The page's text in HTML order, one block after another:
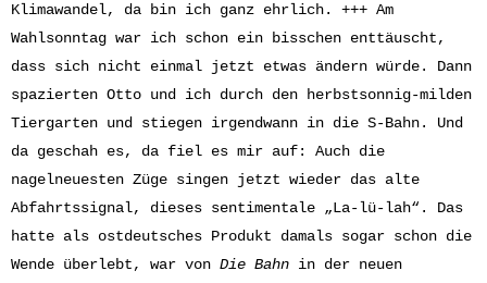
Klimawandel, da bin ich ganz ehrlich. +++ Am
Wahlsonntag war ich schon ein bisschen enttäuscht,
dass sich nicht einmal jetzt etwas ändern würde. Dann
spazierten Otto und ich durch den herbstsonnig-milden
Tiergarten und stiegen irgendwann in die S-Bahn. Und
da geschah es, da fiel es mir auf: Auch die
nagelneuesten Züge singen jetzt wieder das alte
Abfahrtssignal, dieses sentimentale „La-lü-lah“. Das
hatte als ostdeutsches Produkt damals sogar schon die
Wende überlebt, war von Die Bahn in der neuen